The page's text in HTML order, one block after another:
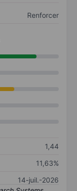
Renforcer
1,44
11,63%
14-juil.-2026